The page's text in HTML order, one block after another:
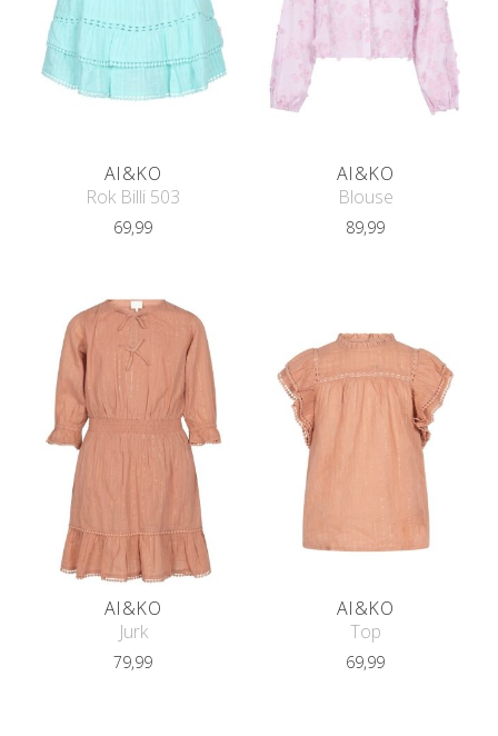
AI&KO
Rok Billi 503
69,99
AI&KO
Blouse
89,99
AI&KO
Jurk
79,99
AI&KO
Top
69,99